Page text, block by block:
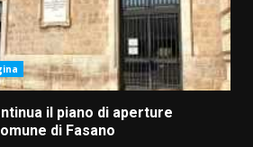
il piano di aperture
di Fasano